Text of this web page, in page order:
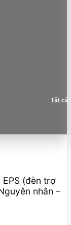
Tất cả
(đèn trợ
nhân –